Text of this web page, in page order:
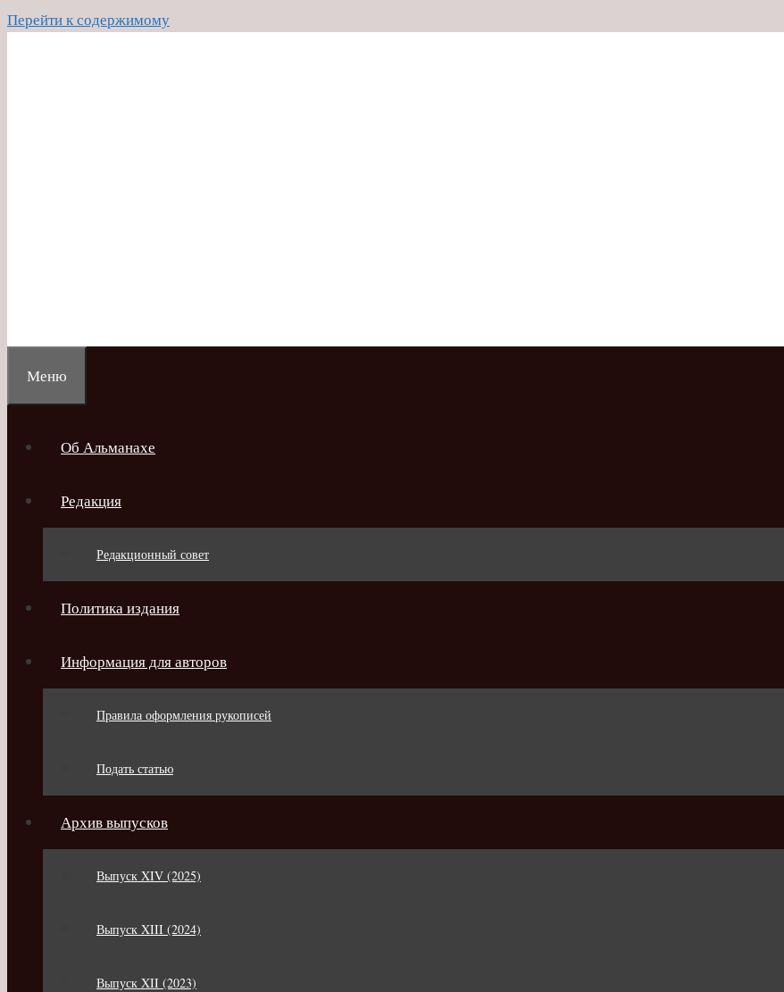
Перейти к содержимому
Меню
Об Альманахе
Редакция
Редакционный совет
Политика издания
Информация для авторов
Правила оформления рукописей
Подать статью
Архив выпусков
Выпуск XIV (2025)
Выпуск XIII (2024)
Выпуск XII (2023)